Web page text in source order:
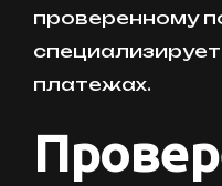
проверенному
платежах.